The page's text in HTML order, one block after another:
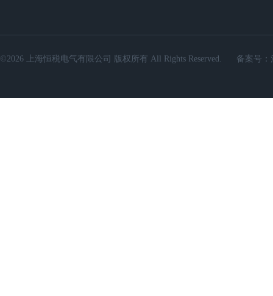
©2026 上海恒税电气有限公司 版权所有 All Rights Reserved. 备案号：